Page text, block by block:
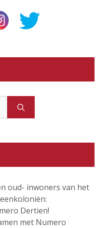
oud- inwoners van het
Dertien!
met Numero